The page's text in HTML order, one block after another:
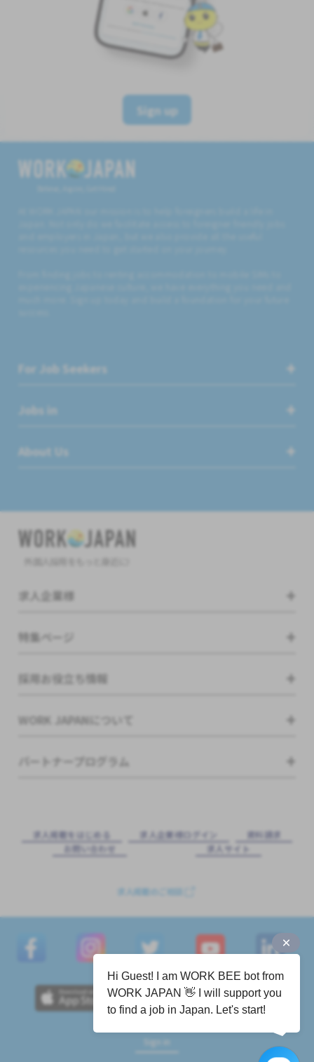
Sign up
For Job Seekers
Jobs in
About Us
求人企業様
特集ページ
採用お役立ち情報
WORK JAPANについて
パートナープログラム
求⼈掲載をはじめる 求⼈企業様ログイン
資料請求
お問い合わせ
求⼈サイト
求人掲載のご相談
Sign in
Hi Guest! I am WORK BEE bot from
WORK JAPAN 👋 I will support you
to find a job in Japan. Let's start!